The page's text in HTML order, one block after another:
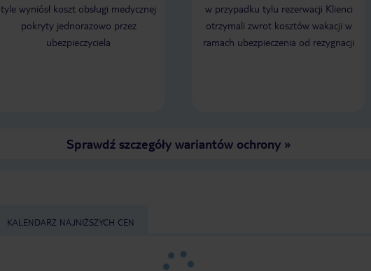
tyle wyniósł koszt obsługi medycznej
pokryty jednorazowo przez
ubezpieczyciela
w przypadku tylu rezerwacji Klienci
otrzymali zwrot kosztów wakacji w
ramach ubezpieczenia od rezygnacji
Sprawdź szczegóły wariantów ochrony»
KALENDARZ NAJNIŻSZYCH CEN